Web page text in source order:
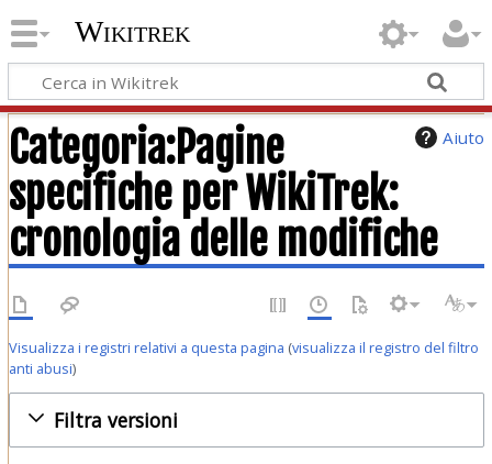
Wikitrek
Aiuto
Categoria:Pagine
specifiche per WikiTrek:
cronologia delle modifiche
Visualizza i registri relativi a questa pagina (visualizza il registro del filtro
anti abusi)
Filtra versioni